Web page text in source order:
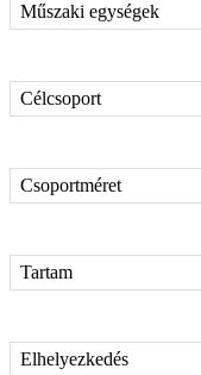
Műszaki egységek
Célcsoport
Csoportméret
Tartam
Elhelyezkedés